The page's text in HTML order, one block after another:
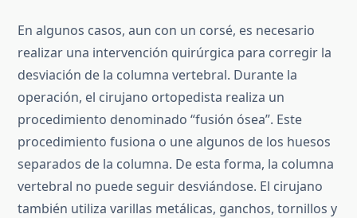
En algunos casos, aun con un corsé, es necesario
realizar una intervención quirúrgica para corregir la
desviación de la columna vertebral. Durante la
operación, el cirujano ortopedista realiza un
procedimiento denominado “fusión ósea”. Este
procedimiento fusiona o une algunos de los huesos
separados de la columna. De esta forma, la columna
vertebral no puede seguir desviándose. El cirujano
también utiliza varillas metálicas, ganchos, tornillos y